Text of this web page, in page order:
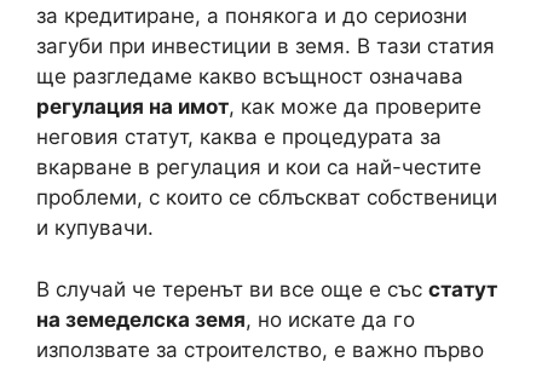
за кредитиране, а понякога и до сериозни
загуби при инвестиции в земя. В тази статия
ще разгледаме какво всъщност означава
регулация на имот, как може да проверите
неговия статут, каква е процедурата за
вкарване в регулация и кои са най-честите
проблеми, с които се сблъскват собственици
и купувачи.
В случай че теренът ви все още е със статут
на земеделска земя, но искате да го
използвате за строителство, е важно първо